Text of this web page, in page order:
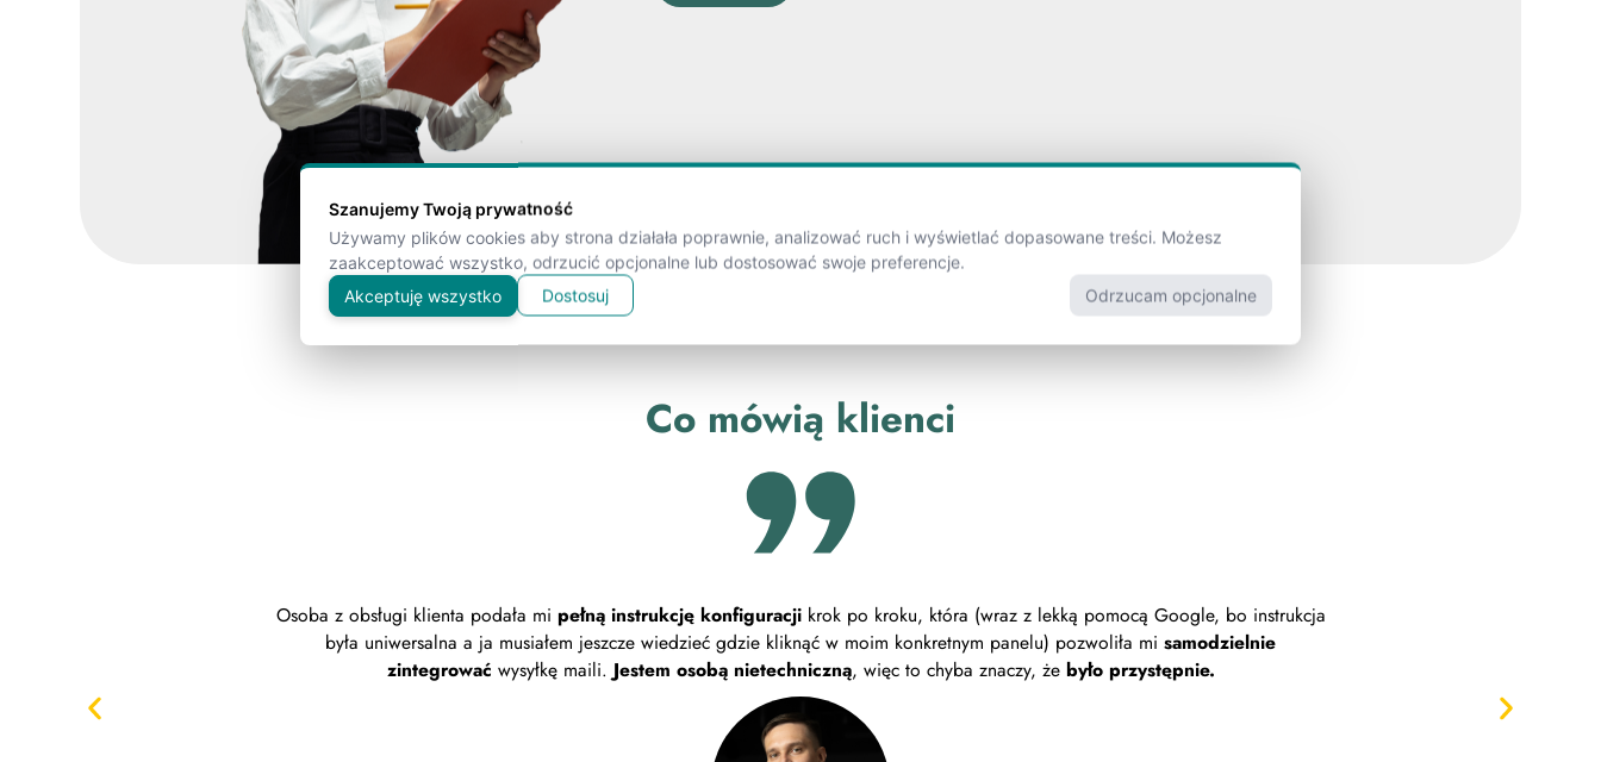
Co mówią klienci
Osoba z obsługi klienta podała mi pełną instrukcję konfiguracjikrok po kroku, która (wraz z lekką pomocą Google, bo instrukcja
była uniwersalna a ja musiałem jeszcze wiedzieć gdzie kliknąć w moim konkretnym panelu) pozwoliła mi samodzielnie
zintegrować wysyłkę maili. Jestem osobą nietechniczną, więc to chyba znaczy, że było przystępnie.
Szanujemy Twoją prywatność
Używamy plików cookies aby strona działała poprawnie, analizować ruch i wyświetlać dopasowane treści. Możesz
zaakceptować wszystko, odrzucić opcjonalne lub dostosować swoje preferencje.
Akceptuję wszystko
Dostosuj Odrzucam opcjonalne